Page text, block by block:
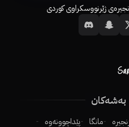
ژێرنووسکراوی کوردی
بەشەکان
مانگا
پێداچوونەوە